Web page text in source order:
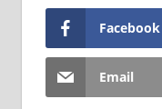
Facebook
Email